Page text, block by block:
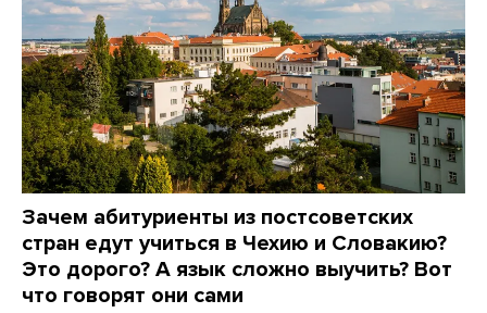
Зачем абитуриенты из постсоветских
стран едут учиться в Чехию и Словакию?
Это дорого? А язык сложно выучить? Вот
что говорят они сами